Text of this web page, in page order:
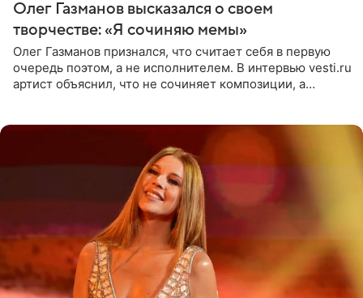
Олег Газманов высказался о своем
творчестве: «Я сочиняю мемы»
Олег Газманов признался, что считает себя в первую
очередь поэтом, а не исполнителем. В интервью vesti.ru
артист объяснил, что не сочиняет композиции, а